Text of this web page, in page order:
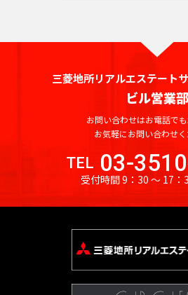
三菱地所リアルエステート
ビル営業部
お問い合わせはお電話でも
お気軽にお問い合わせく
TEL 03-
受付時間 9：30 〜 17：